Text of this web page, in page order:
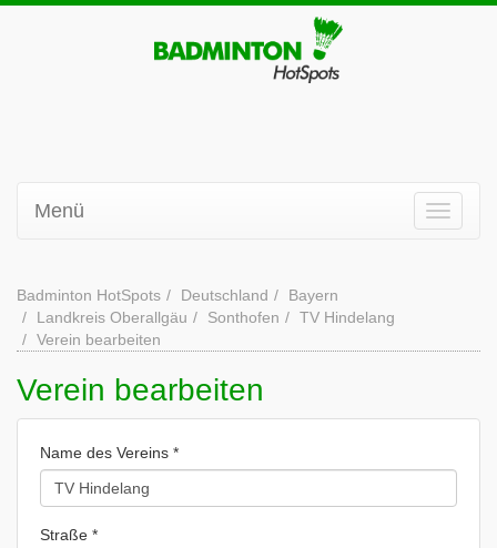
Menü
Badminton HotSpots Deutschland
Bayern
Landkreis Oberallgäu
Sonthofen
TV Hindelang
Verein bearbeiten
Verein bearbeiten
Name des Vereins *
Straße *